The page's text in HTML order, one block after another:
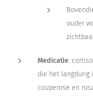
ouder
Medicatie:
die het langdurig
couperose en